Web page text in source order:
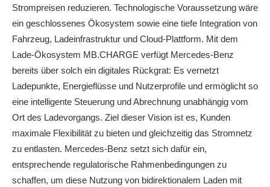
Strompreisen reduzieren. Technologische Voraussetzung wäre
ein geschlossenes Ökosystem sowie eine tiefe Integration von
Fahrzeug, Ladeinfrastruktur und Cloud-Plattform. Mit dem
Lade-Ökosystem MB.CHARGE verfügt Mercedes‑Benz
bereits über solch ein digitales Rückgrat: Es vernetzt
Ladepunkte, Energieflüsse und Nutzerprofile und ermöglicht so
eine intelligente Steuerung und Abrechnung unabhängig vom
Ort des Ladevorgangs. Ziel dieser Vision ist es, Kunden
maximale Flexibilität zu bieten und gleichzeitig das Stromnetz
zu entlasten. Mercedes‑Benz setzt sich dafür ein,
entsprechende regulatorische Rahmenbedingungen zu
schaffen, um diese Nutzung von bidirektionalem Laden mit